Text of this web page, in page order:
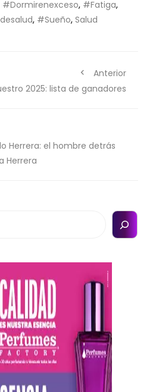
#Dormirenexceso, #Fatiga,
, #Sueño, Salud
Anterior
2025: lista de ganadores
Herrera: el hombre detrás
Herrera